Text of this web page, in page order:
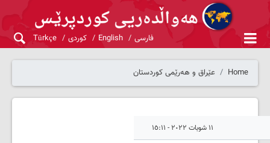
فارسی English کوردی Türkçe
Home عێراق و هەرێمی کوردستان
١١ شوبات ٢٠٢٢ - ١٥:١١